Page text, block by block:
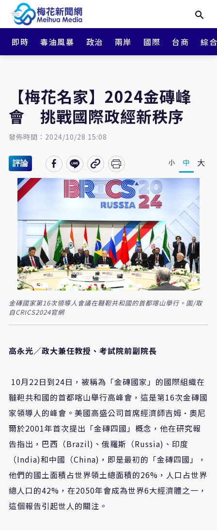
即時 毒油風暴 政治 兩岸 國際 台商 綜
【梅花名家】2024金磚峰
會 挑戰國際政經新秩序
發佈時間：2024/10/28 15:08
評論 小 中 大
金磚國家第16次領導人會議在韃靼共和國的首都喀山舉行。圖/取
自CRICS2024官網
高永光／政大兼任教授、考試院前副院長
10月22日到24日，被稱為「金磚國家」的國際組織在
韃靼共和國的首都喀山舉行高峰會，這是第16次金磚國
家領導人的峰會。美國高盛公司首席經濟師吉姆·奧尼
爾於2001年首次提出「金磚四國」概念，他在研究報
告指出，巴西（Brazil)、俄羅斯（Russia)、印度
（India)和中國（China)，即是最初的「金磚四國」，
他們的國土面積占世界領土總面積的26%，人口占世界
總人口的42%，在2050年會成為世界6大經濟體之一，
這個報告引起世人的關注。